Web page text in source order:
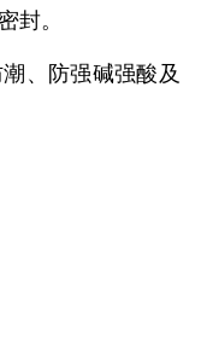
封。
、防强碱强酸及